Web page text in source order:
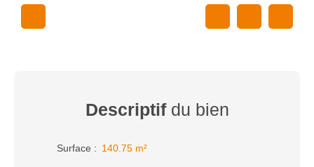
Descriptifdu bien
Surface : 140.75 m²